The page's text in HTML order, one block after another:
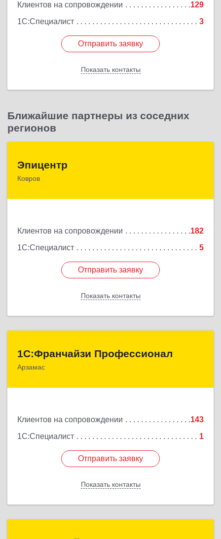
Клиентов на сопровождении
129
1С:Специалист
3
Отправить заявку
Показать контакты
Отправить заявку
Назад
Ближайшие партнеры из соседних
регионов
Эпицентр
Ковров
Клиентов на сопровождении
182
1С:Специалист
5
Отправить заявку
Показать контакты
601900, Владимирская обл, Ковров г, Барсукова
Отправить заявку
Назад
1С:Франчайзи Профессионал
Арзамас
Клиентов на сопровождении
143
1С:Специалист
1
Отправить заявку
Показать контакты
607227, Нижегородская обл, Арзамас г, Кирова ул,
Отправить заявку
Назад